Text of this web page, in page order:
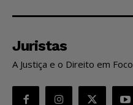
Juristas
A Justiça e o Direito em Foco